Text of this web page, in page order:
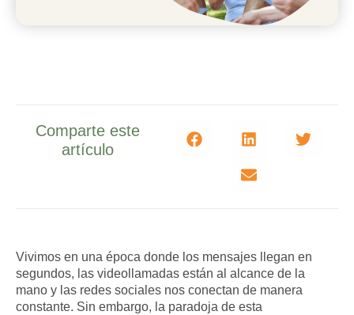
Comparte este
artículo
Vivimos en una época donde los mensajes llegan en
segundos, las videollamadas están al alcance de la
mano y las redes sociales nos conectan de manera
constante. Sin embargo, la paradoja de esta